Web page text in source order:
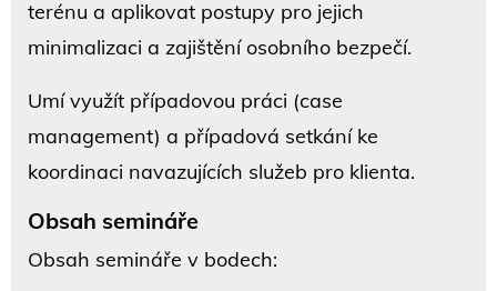
terénu a aplikovat postupy pro jejich
minimalizaci a zajištění osobního bezpečí.
Umí využít případovou práci (case
management) a případová setkání ke
koordinaci navazujících služeb pro klienta.
Obsah semináře
Obsah semináře v bodech: